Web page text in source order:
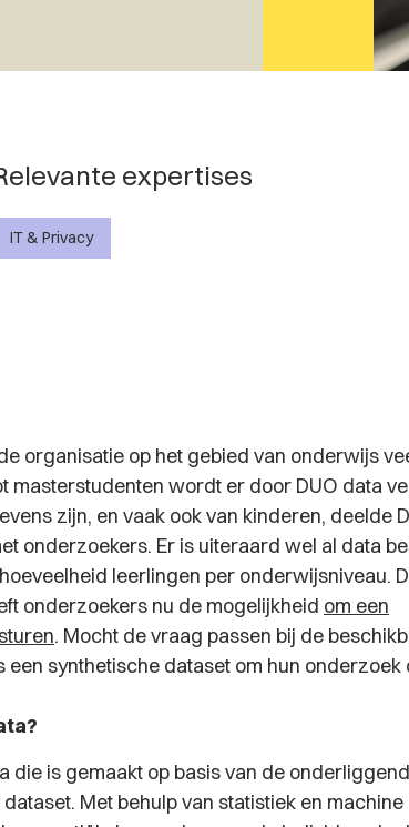
expertises
IT & Privacy
organisatie op het gebied van onderwijs
masterstudenten wordt er door DUO data
zijn, en vaak ook van kinderen, deelde
onderzoekers. Er is uiteraard wel al data
leerlingen per onderwijsniveau.
onderzoekers nu de mogelijkheid om een
. Mocht de vraag passen bij de
synthetische dataset om hun onderzoek
die is gemaakt op basis van de
Met behulp van statistiek en